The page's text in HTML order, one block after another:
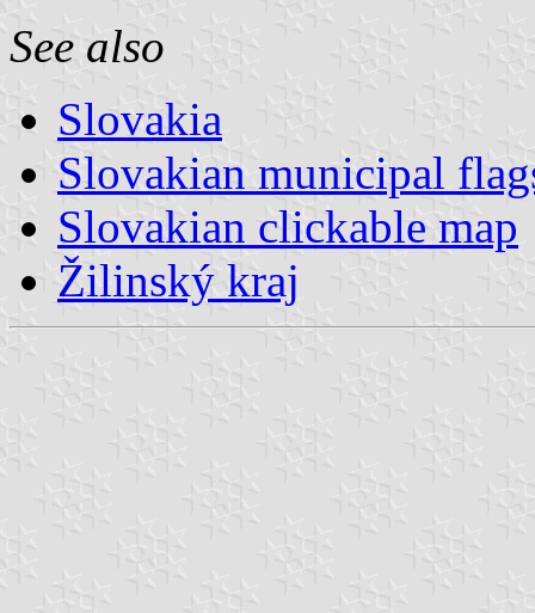
See also
Slovakia
Slovakian municipal
Slovakian clickable map
Žilinský kraj